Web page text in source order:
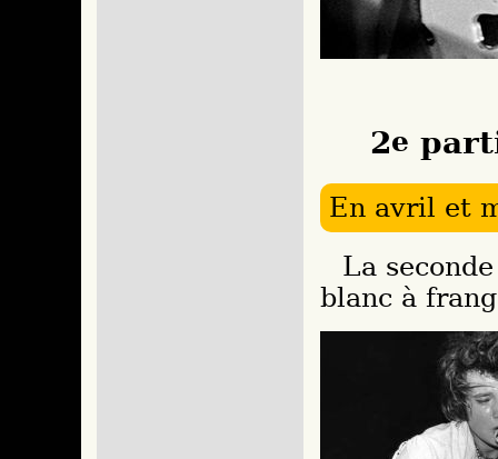
2e
En avril et
La seconde partie se déroulera avec un costume
blanc à